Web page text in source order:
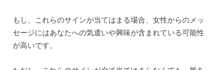
もし、これらのサインが当てはまる場合、女性からのメッ
セージにはあなたへの気遣いや興味が含まれている可能性
が高いです。